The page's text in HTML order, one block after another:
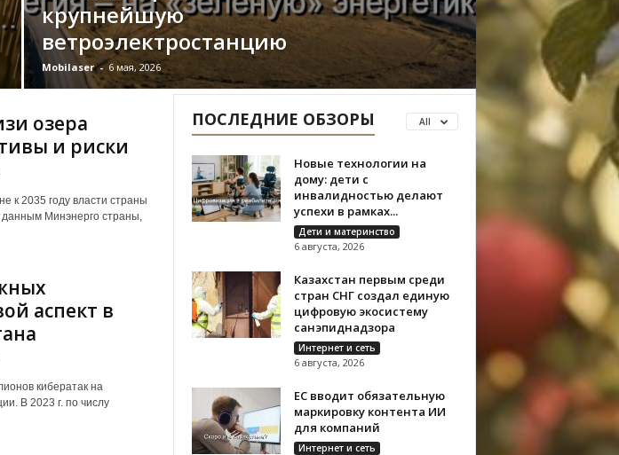
крупнейшую
ветроэлектростанцию
Mobilaser - 6 мая, 2026
озера
и риски
к 2035 году власти страны
Минэнерго страны,
аспект в
кибератак на
В 2023 г. по числу
ПОСЛЕДНИЕ ОБЗОРЫ All
Новые технологии на
дому: дети с
инвалидностью делают
успехи в рамках...
Дети и материнство
6 августа, 2026
Казахстан первым среди
стран СНГ создал единую
цифровую экосистему
санэпиднадзора
Интернет и сеть
6 августа, 2026
ЕС вводит обязательную
маркировку контента ИИ
для компаний
Интернет и сеть